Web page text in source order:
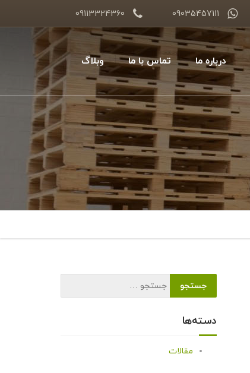
09035457111
09113324360
درباره ما تماس با ما وبلاگ
دسته‌ها
مقالات